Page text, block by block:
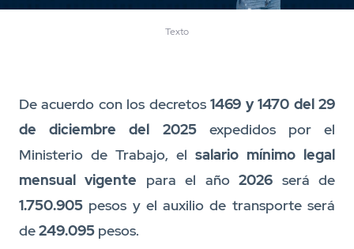
Texto
De acuerdo con los decretos1469 y 1470 del 29
de diciembre del 2025 expedidos por el
Ministerio de Trabajo, el salario mínimo legal
mensualvigente para el año2026 será de
1.750.905 pesos y el auxilio de transporte será
de249.095 pesos.